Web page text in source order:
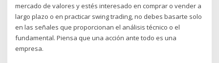
mercado de valores y estés interesado en comprar o vender a
largo plazo o en practicar swing trading, no debes basarte solo
en las señales que proporcionan el análisis técnico o el
fundamental. Piensa que una acción ante todo es una
empresa.